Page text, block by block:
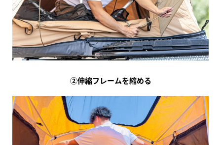
②伸縮フレームを縮める